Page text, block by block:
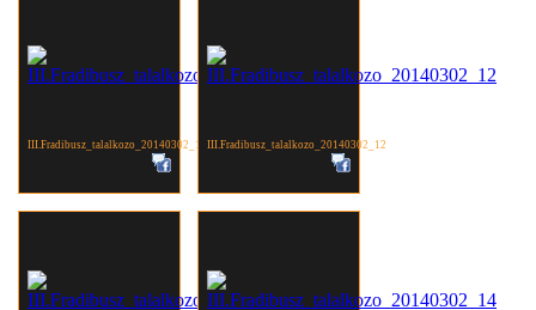
III.Fradibusz_talalkozo_20140302_11 III.Fradibusz_talalkozo_20140302_12